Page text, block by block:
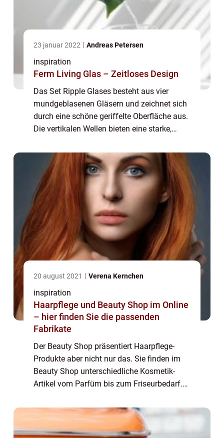
23 januar 2022 Andreas Petersen
inspiration
Ferm Living Glas – Zeitloses Design
Das Set Ripple Glases besteht aus vier
mundgeblasenen Gläsern und zeichnet sich
durch eine schöne geriffelte Oberfläche aus.
Die vertikalen Wellen bieten eine starke,
geometrischen Formen sorgen ...
20 august 2021 Verena Kernchen
inspiration
Haarpflege und Beauty Shop im Online
– hier finden Sie die passenden
Fabrikate
Der Beauty Shop präsentiert Haarpflege-
Produkte aber nicht nur das. Sie finden im
Beauty Shop unterschiedliche Kosmetik-
Artikel vom Parfüm bis zum Friseurbedarf.
Shop angeboten werden, sind in der Regel
hochwert...